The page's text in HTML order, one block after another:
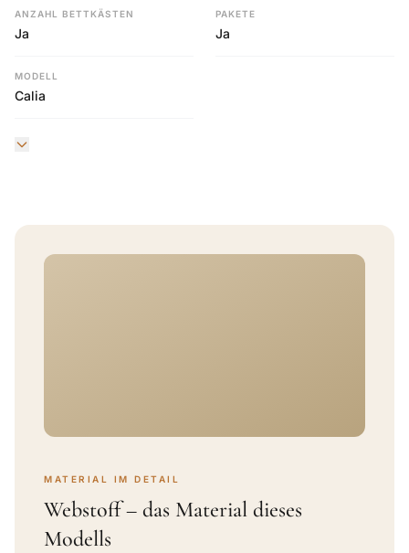
ANZAHL BETTKÄSTEN
Ja
PAKETE
Ja
MODELL
Calia
MATERIAL IM DETAIL
Webstoff – das Material dieses
Modells